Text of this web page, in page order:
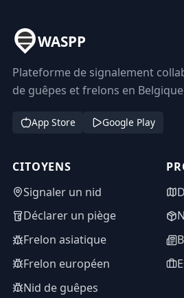
WASPP
Plateforme de signalement
de guêpes et frelons en
App Store Google Play
CITOYENS
Signaler un nid
Déclarer un piège
Frelon asiatique
Frelon européen
Nid de guêpes